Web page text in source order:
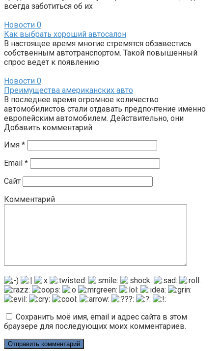
всегда заботиться об их
Новости 0
Как выбрать хороший автосалон
В настоящее время многие стремятся обзавестись
собственным автотранспортом. Такой повышенный
спрос ведет к появлению
Новости 0
Преимущества американских авто
В последнее время огромное количество
автомобилистов стали отдавать предпочтение именно
европейским автомобилем. Действительно, они
Добавить комментарий
Имя *
Email *
Сайт
Комментарий
Сохранить моё имя, email и адрес сайта в этом
браузере для последующих моих комментариев.